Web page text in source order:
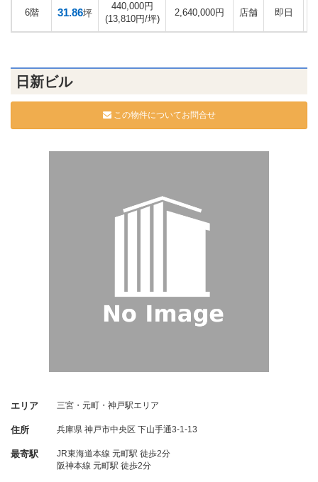
6階 31.86坪
440,000円
(13,810円/坪)
2,640,000円 店舗 即日
日新ビル
この物件についてお問合せ
エリア 三宮・元町・神戸駅エリア
住所 兵庫県 神戸市中央区 下山手通3-1-13
最寄駅
JR東海道本線 元町駅 徒歩2分
阪神本線 元町駅 徒歩2分